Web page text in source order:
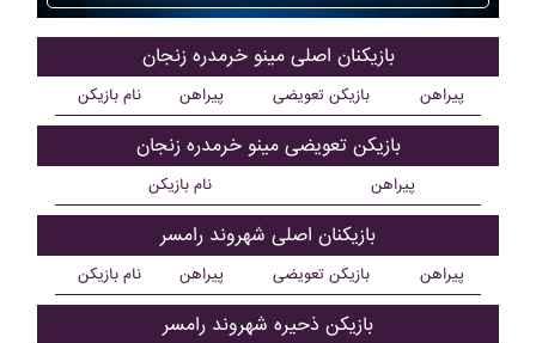
بازیکنان اصلی مينو خرمدره زنجان
نام بازیکن پیراهن بازیکن تعویضی پیراهن
بازیکن تعویضی مينو خرمدره زنجان
نام بازیکن پیراهن
بازیکنان اصلی شهروند رامسر
نام بازیکن پیراهن بازیکن تعویضی پیراهن
بازیکن ذحیره شهروند رامسر